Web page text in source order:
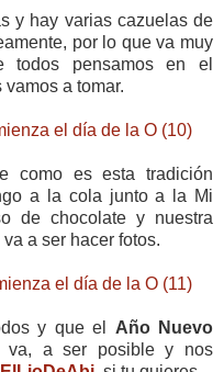
y hay varias cazuelas de
por lo que va muy
todos pensamos en el
a tomar.
como es esta tradición
a la cola junto a la Mi
de chocolate y nuestra
a ser hacer fotos.
y que el Año Nuevo
va, a ser posible y nos